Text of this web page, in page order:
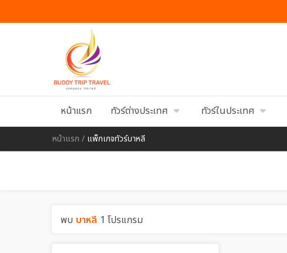
หน้าแรก ทัวร์ต่างประเทศ ทัวร์ในประเทศ
หน้าแรก / แพ็กเกจทัวร์บาหลี
พบ บาหลี 1 โปรแกรม